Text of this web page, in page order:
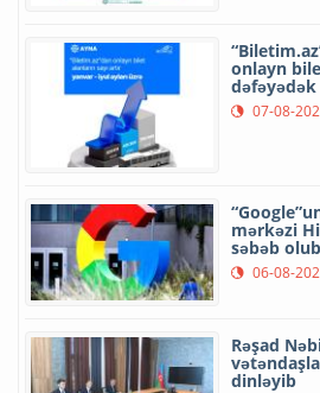
onlayn
dəfəyədək
07-08-
mərkəzi
səbəb olub
06-08-
Rəşad
dinləyib